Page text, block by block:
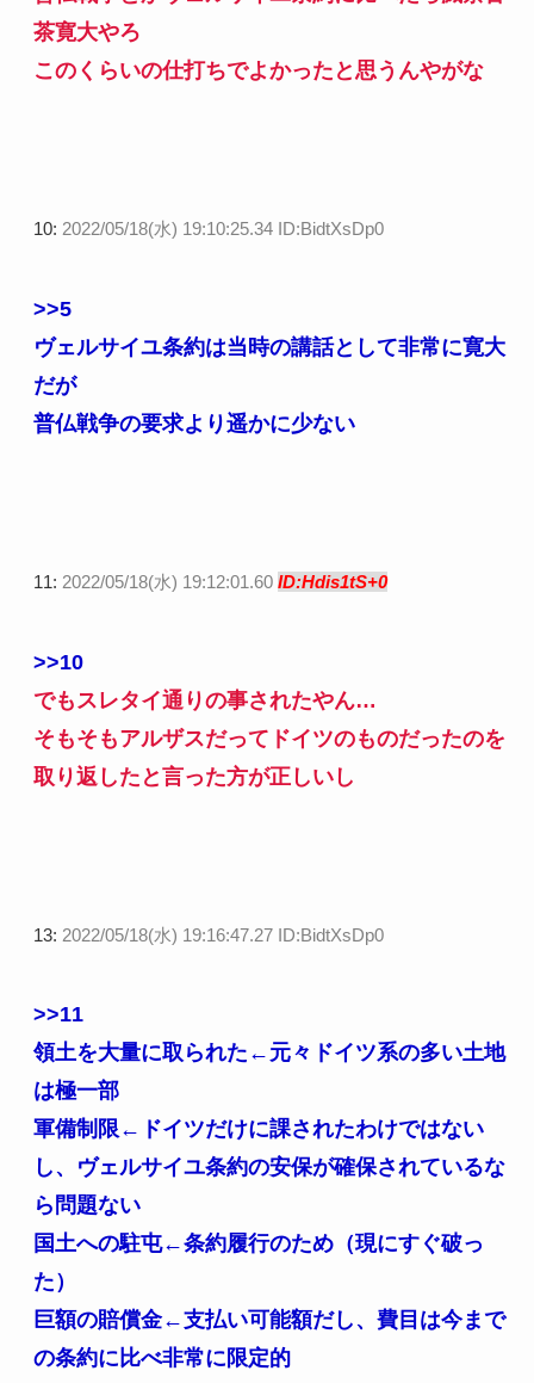
茶寛大やろ
このくらいの仕打ちでよかったと思うんやがな
10: 2022/05/18(水) 19:10:25.34 ID:BidtXsDp0
>>5
ヴェルサイユ条約は当時の講話として非常に寛大
だが
普仏戦争の要求より遥かに少ない
11: 2022/05/18(水) 19:12:01.60 ID:Hdis1tS+0
>>10
でもスレタイ通りの事されたやん…
そもそもアルザスだってドイツのものだったのを
取り返したと言った方が正しいし
13: 2022/05/18(水) 19:16:47.27 ID:BidtXsDp0
>>11
領土を大量に取られた←元々ドイツ系の多い土地
は極一部
軍備制限←ドイツだけに課されたわけではない
し、ヴェルサイユ条約の安保が確保されているな
ら問題ない
国土への駐屯←条約履行のため（現にすぐ破っ
た）
巨額の賠償金←支払い可能額だし、費目は今まで
の条約に比べ非常に限定的